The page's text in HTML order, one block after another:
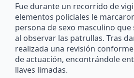
Fue durante un recorrido de
elementos policiales le
persona de sexo masculino que
al observar las patrullas. Tras
realizada una revisión
de actuación, encontrándole
llaves limadas.